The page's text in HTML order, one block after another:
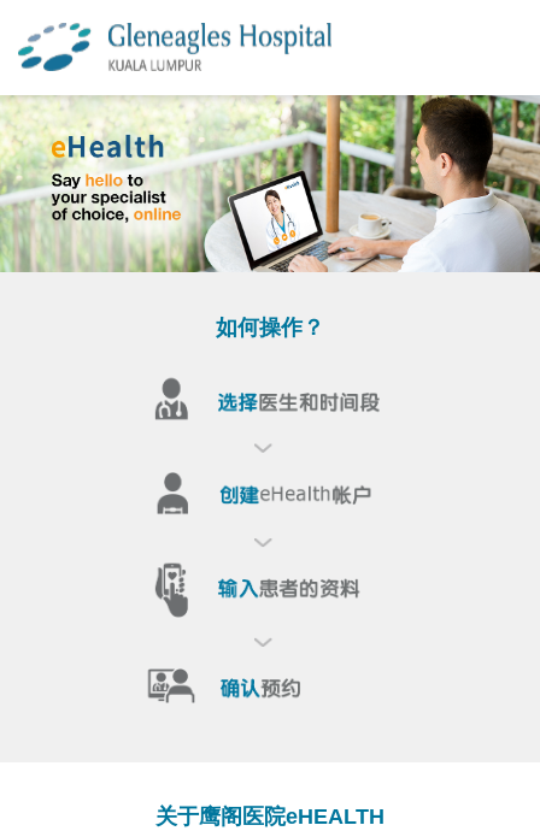
如何操作？
关于鹰阁医院eHEALTH